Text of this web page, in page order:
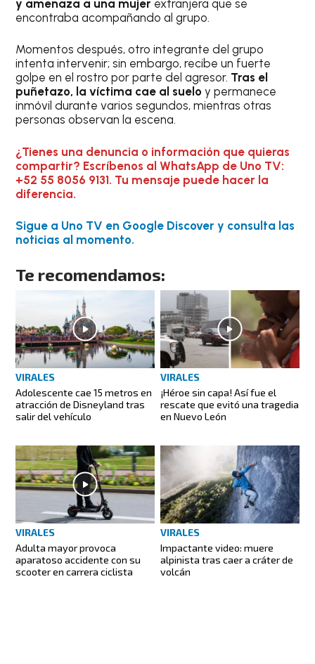
y amenaza a una mujer extranjera que se
encontraba acompañando al grupo.
Momentos después, otro integrante del grupo
intenta intervenir; sin embargo, recibe un fuerte
golpe en el rostro por parte del agresor. Tras el
puñetazo, la víctima cae al suelo y permanece
inmóvil durante varios segundos, mientras otras
personas observan la escena.
¿Tienes una denuncia o información que quieras
compartir? Escríbenos al WhatsApp de Uno TV:
+52 55 8056 9131. Tu mensaje puede hacer la
diferencia.
Sigue a Uno TV en Google Discover y consulta las
noticias al momento.
Te recomendamos:
VIRALES
Adolescente cae 15 metros en
atracción de Disneyland tras
salir del vehículo
VIRALES
¡Héroe sin capa! Así fue el
rescate que evitó una tragedia
en Nuevo León
VIRALES
Adulta mayor provoca
aparatoso accidente con su
scooter en carrera ciclista
VIRALES
Impactante video: muere
alpinista tras caer a cráter de
volcán